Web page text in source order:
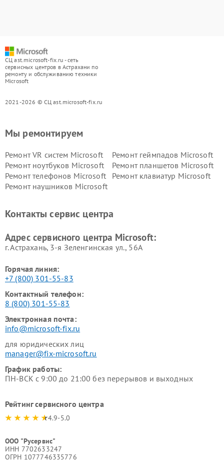
СЦ ast.microsoft-fix.ru - сеть
сервисных центров в Астрахани по
ремонту и обслуживанию техники
Microsoft
2021-2026 © СЦ ast.microsoft-fix.ru
Мы ремонтируем
Ремонт VR систем Microsoft
Ремонт геймпадов Microsoft
Ремонт ноутбуков Microsoft
Ремонт планшетов Microsoft
Ремонт телефонов Microsoft
Ремонт клавиатур Microsoft
Ремонт наушников Microsoft
Контакты сервис центра
Адрес сервисного центра Microsoft:
г. Астрахань, 3-я Зеленгинская ул., 56А
Горячая линия:
+7 (800) 301-55-83
Контактный телефон:
8 (800) 301-55-83
Электронная почта:
info@microsoft-fix.ru
для юридических лиц
manager@fix-microsoft.ru
График работы:
ПН-ВСК с 9:00 до 21:00 без перерывов и выходных
Рейтинг сервисного центра
4.9-5.0
ООО "Русервис"
ИНН 7702633247
ОГРН 1077746335776